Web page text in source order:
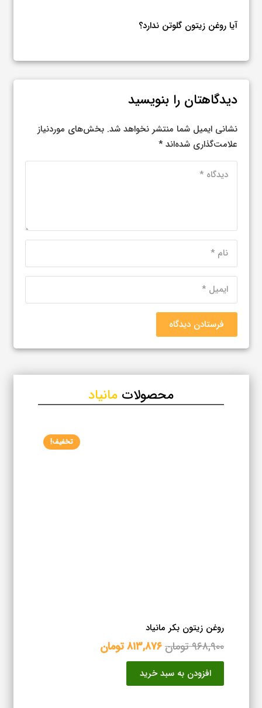
راز هایی که درباره روغن زیتون نمی‌دانید!
دیدگاهتان را بنویسید
نشانی ایمیل شما منتشر نخواهد شد. بخش‌های موردنیاز
علامت‌گذاری شده‌اند*
فرستادن دیدگاه
محصولات مانیاد
تخفیف!
روغن زیتون بکر مانیاد
۹۶۸,۹۰۰تومانقیمت
اصلی
بود.
۸۱۳,۸۷۶تومان
افزودن به سبد خرید